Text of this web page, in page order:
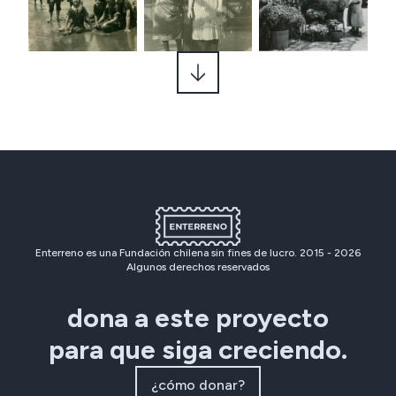
Enterreno es una Fundación chilena sin fines de lucro. 2015 - 2026
Algunos derechos reservados
dona a este proyecto
para que siga creciendo.
¿cómo donar?